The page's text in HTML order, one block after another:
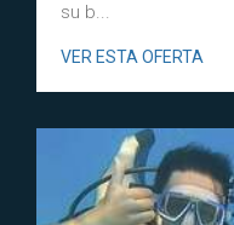
su b...
VER ESTA OFERTA